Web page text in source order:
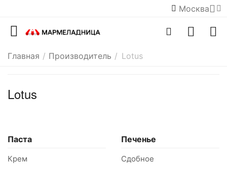
Москва
Главная / Производитель / Lotus
Lotus
Паста
Крем
Печенье
Сдобное